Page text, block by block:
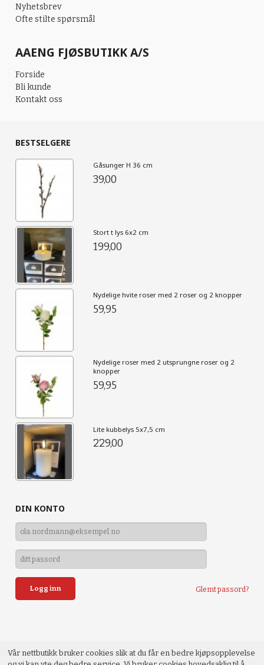
Nyhetsbrev
Ofte stilte spørsmål
AAENG FJØSBUTIKK A/S
Forside
Bli kunde
Kontakt oss
BESTSELGERE
Gåsunger H 36 cm
39,00
Stort t lys 6x2 cm
199,00
Nydelige hvite roser med 2 roser og 2 knopper
59,95
Nydelige roser med 2 utsprungne roser og 2
knopper
59,95
Lite kubbelys 5x7,5 cm
229,00
DIN KONTO
Glemt passord?
Vår nettbutikk bruker cookies slik at du får en bedre kjøpsopplevelse